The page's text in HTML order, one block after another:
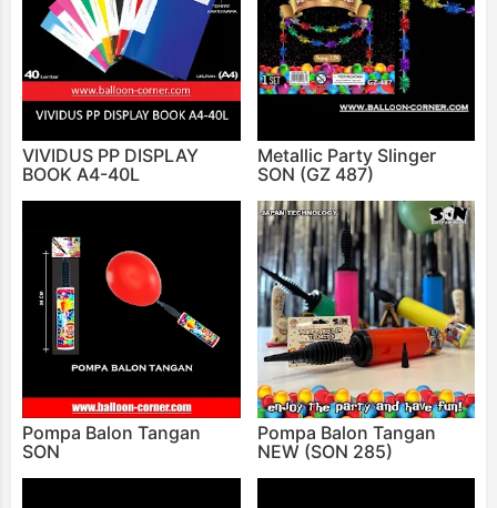
VIVIDUS PP DISPLAY
BOOK A4-40L
Metallic Party Slinger
SON (GZ 487)
Pompa Balon Tangan
SON
Pompa Balon Tangan
NEW (SON 285)